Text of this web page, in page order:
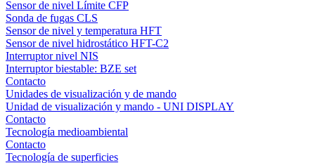
Sensor de nivel Límite CFP
Sonda de fugas CLS
Sensor de nivel y temperatura HFT
Sensor de nivel hidrostático HFT-C2
Interruptor nivel NIS
Interruptor biestable: BZE set
Contacto
Unidades de visualización y de mando
Unidad de visualización y mando - UNI DISPLAY
Contacto
Tecnología medioambiental
Contacto
Tecnología de superficies